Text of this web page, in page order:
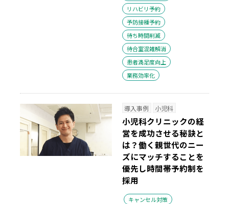
リハビリ予約
予防接種予約
待ち時間削減
待合室混雑解消
患者満足度向上
業務効率化
導入事例 小児科
小児科クリニックの経
営を成功させる秘訣と
は？働く親世代のニー
ズにマッチすることを
優先し時間帯予約制を
採用
キャンセル対策